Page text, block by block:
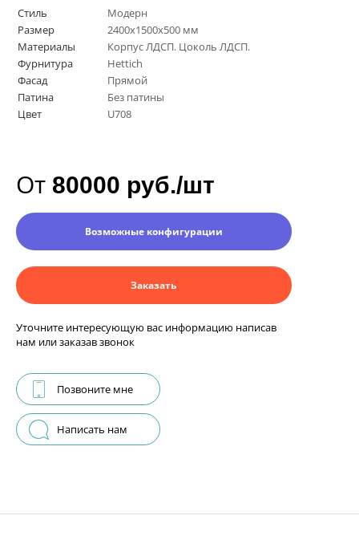
Стиль
Модерн
Размер
2400х1500х500 мм
Материалы
Корпус ЛДСП. Цоколь ЛДСП.
Фурнитура
Hettich
Фасад
Прямой
Патина
Без патины
Цвет
U708
От 80000 руб./шт
Возможные конфигурации
Заказать
Уточните интересующую вас информацию написав
нам или заказав звонок
Позвоните мне
Написать нам